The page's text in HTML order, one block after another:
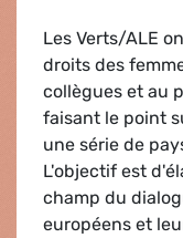
Les Verts/ALE
droits des
collègues et au
faisant le point
une série de
L'objectif est
champ du
européens et